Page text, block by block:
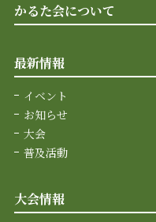
かるた会について
最新情報
イベント
お知らせ
大会
普及活動
大会情報